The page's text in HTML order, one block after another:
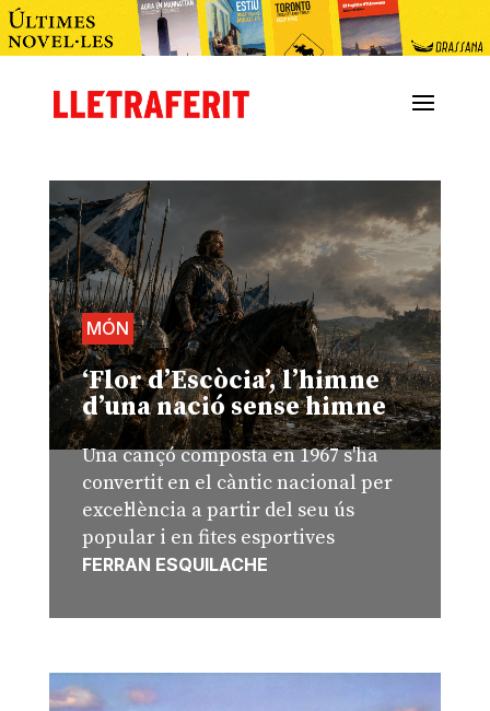
MÓN
‘Flor d’Escòcia’, l’himne
d’una nació sense himne
Una cançó composta en 1967 s'ha
convertit en el càntic nacional per
excel·lència a partir del seu ús
popular i en fites esportives
FERRAN ESQUILACHE